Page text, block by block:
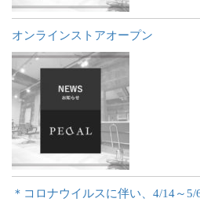
オンラインストアオープン
＊コロナウイルスに伴い、4/14～